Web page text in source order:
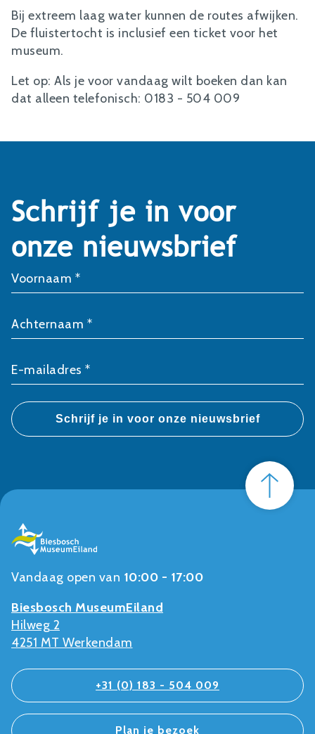
Bij extreem laag water kunnen de routes afwijken.
De fluistertocht is inclusief een ticket voor het
museum.
Let op: Als je voor vandaag wilt boeken dan kan
dat alleen telefonisch: 0183 - 504 009
Schrijf je in voor
onze nieuwsbrief
Voornaam *
Achternaam *
E-mailadres *
Vandaag open van 10:00 - 17:00
Biesbosch MuseumEiland
Hilweg 2
4251 MT Werkendam
+31 (0) 183 - 504 009
Plan je bezoek